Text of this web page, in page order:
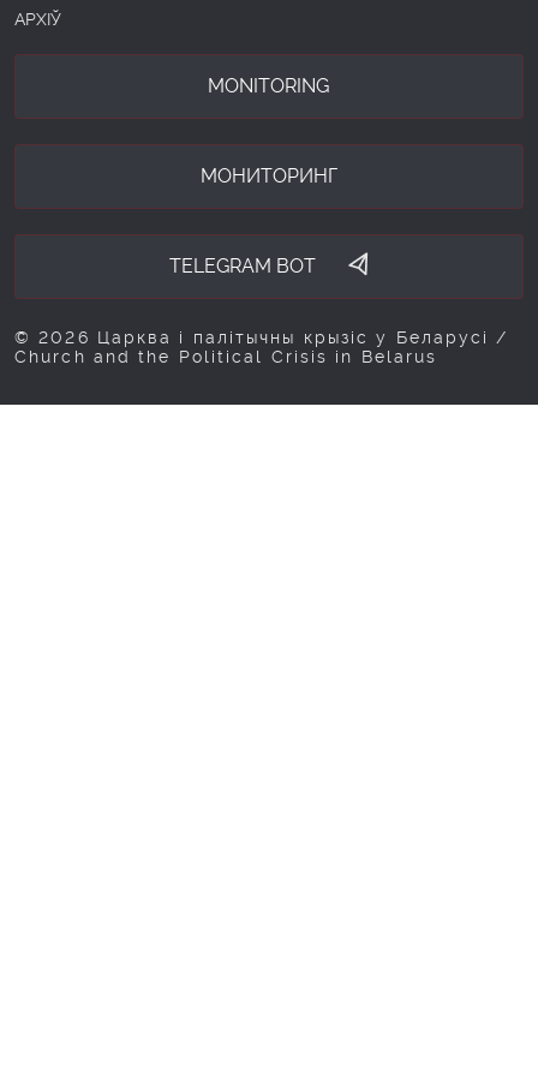
АРХІЎ
MONITORING
МОНИТОРИНГ
TELEGRAM BOT
© 2026 Царква і палітычны крызіс у Беларусі /
Church and the Political Crisis in Belarus